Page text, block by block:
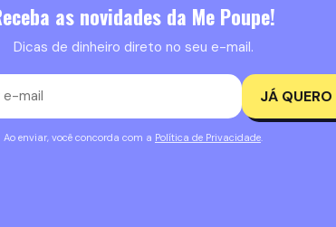
as novidades da Me Poupe!
Dicas de dinheiro direto no seu e-mail.
JÁ QUERO
Ao enviar, você concorda com a Política de Privacidade